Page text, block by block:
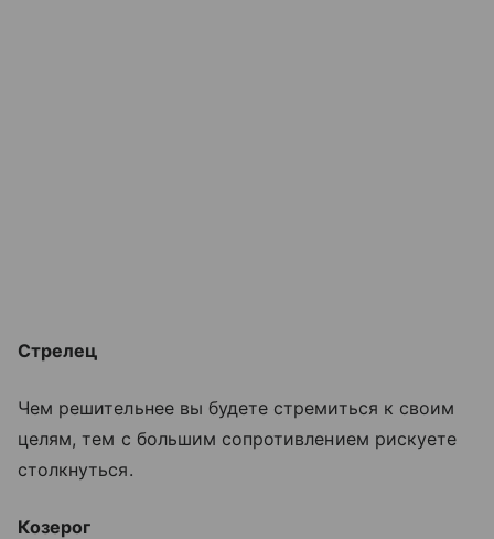
Стрелец
Чем решительнее вы будете стремиться к своим
целям, тем с большим сопротивлением рискуете
столкнуться.
Козерог